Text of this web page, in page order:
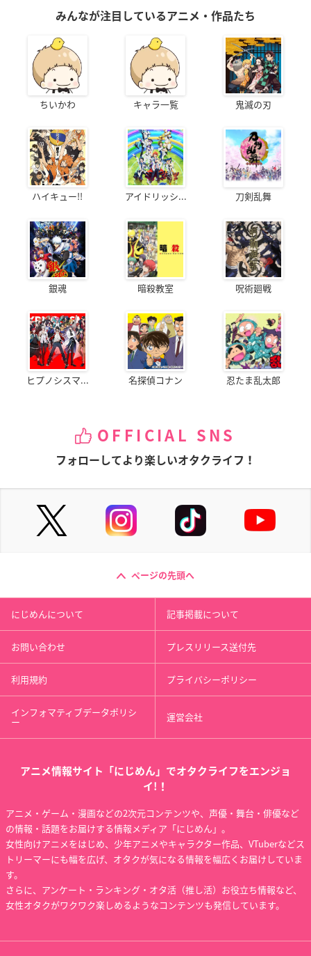
みんなが注目しているアニメ・作品たち
ちいかわ キャラ一覧 鬼滅の刃
ハイキュー!! アイドリッシ... 刀剣乱舞
銀魂 暗殺教室 呪術廻戦
ヒプノシスマ... 名探偵コナン 忍たま乱太郎
OFFICIAL SNS
フォローしてより楽しいオタクライフ！
ページの先頭へ
にじめんについて 記事掲載について
お問い合わせ プレスリリース送付先
利用規約 プライバシーポリシー
インフォマティブデータポリシ
ー 運営会社
アニメ情報サイト「にじめん」でオタクライフをエンジョ
イ!！
アニメ・ゲーム・漫画などの2次元コンテンツや、声優・舞台・俳優など
の情報・話題をお届けする情報メディア「にじめん」。
女性向けアニメをはじめ、少年アニメやキャラクター作品、VTuberなどス
トリーマーにも幅を広げ、オタクが気になる情報を幅広くお届けしていま
す。
さらに、アンケート・ランキング・オタ活（推し活）お役立ち情報など、
女性オタクがワクワク楽しめるようなコンテンツも発信しています。